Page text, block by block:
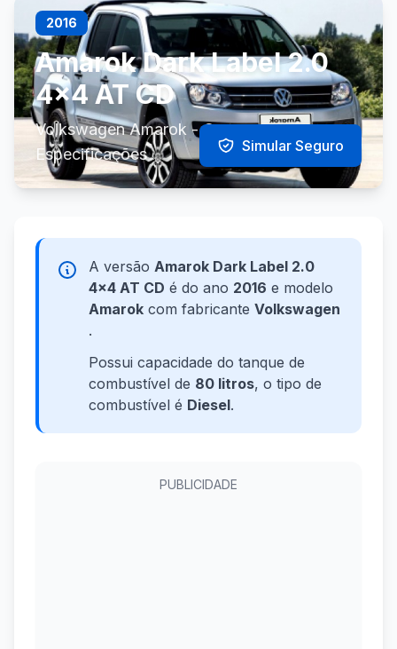
2016
Amarok Dark Label 2.0
4x4 AT CD
Volkswagen Amarok - Consumo e
Especificações
Simular Seguro
A versão Amarok Dark Label 2.0
4x4 AT CD é do ano 2016 e modelo
Amarok com fabricante Volkswagen
.
Possui capacidade do tanque de
combustível de 80 litros, o tipo de
combustível é Diesel.
PUBLICIDADE